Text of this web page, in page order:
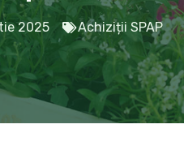
2025 Achiziții SPAP